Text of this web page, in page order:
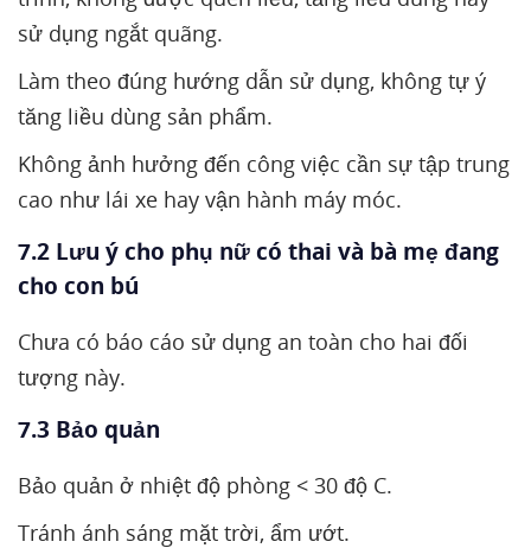
sử dụng ngắt quãng.
Làm theo đúng hướng dẫn sử dụng, không tự ý
tăng liều dùng sản phẩm.
Không ảnh hưởng đến công việc cần sự tập trung
cao như lái xe hay vận hành máy móc.
7.2 Lưu ý cho phụ nữ có thai và bà mẹ đang
cho con bú
Chưa có báo cáo sử dụng an toàn cho hai đối
tượng này.
7.3 Bảo quản
Bảo quản ở nhiệt độ phòng < 30 độ C.
Tránh ánh sáng mặt trời, ẩm ướt.